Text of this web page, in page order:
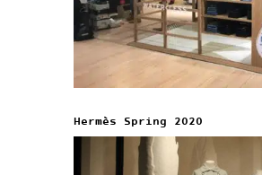
Hermès Spring 2020